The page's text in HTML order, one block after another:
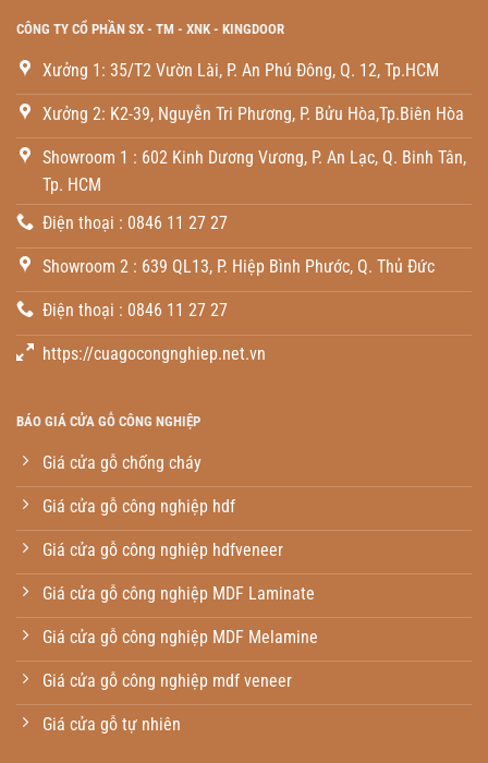
CÔNG TY CỔ PHẦN SX - TM - XNK - KINGDOOR
Xưởng 1: 35/T2 Vườn Lài, P. An Phú Đông, Q. 12, Tp.HCM
Xưởng 2: K2-39, Nguyễn Tri Phương, P. Bửu Hòa,Tp.Biên Hòa
Showroom 1 : 602 Kinh Dương Vương, P. An Lạc, Q. Binh Tân,
Tp. HCM
Điện thoại : 0846 11 27 27
Showroom 2 : 639 QL13, P. Hiệp Bình Phước, Q. Thủ Đức
Điện thoại : 0846 11 27 27
https://cuagocongnghiep.net.vn
BÁO GIÁ CỬA GỖ CÔNG NGHIỆP
Giá cửa gỗ chống cháy
Giá cửa gỗ công nghiệp hdf
Giá cửa gỗ công nghiệp hdfveneer
Giá cửa gỗ công nghiệp MDF Laminate
Giá cửa gỗ công nghiệp MDF Melamine
Giá cửa gỗ công nghiệp mdf veneer
Giá cửa gỗ tự nhiên